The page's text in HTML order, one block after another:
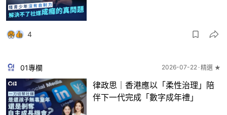
4
01專欄 2026-07-22 精選 ★
律政思｜香港應以「柔性治理」陪
伴下一代完成「數字成年禮」